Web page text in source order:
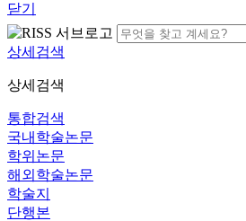
닫기
상세검색
상세검색
통합검색
국내학술논문
학위논문
해외학술논문
학술지
단행본